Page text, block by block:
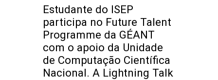
Estudante do ISEP
participa no Future Talent
Programme da GÉANT
com o apoio da Unidade
de Computação Científica
Nacional. A Lightning Talk